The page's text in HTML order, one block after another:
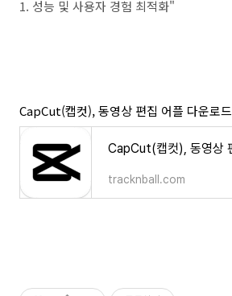
1. 성능 및 사용자 경험 최적화"
CapCut(캡컷), 동영상 편집 어플 다운로드
tracknball.com